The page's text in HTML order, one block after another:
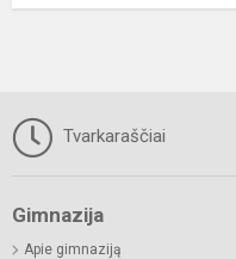
Tvarkaraščiai
Gimnazija
Apie gimnaziją